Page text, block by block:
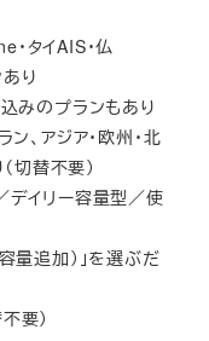
タイAIS・仏
り
みのプランもあり
、アジア・欧州・北
切替不要）
デイリー容量型／使
量追加）」を選ぶだ
要）